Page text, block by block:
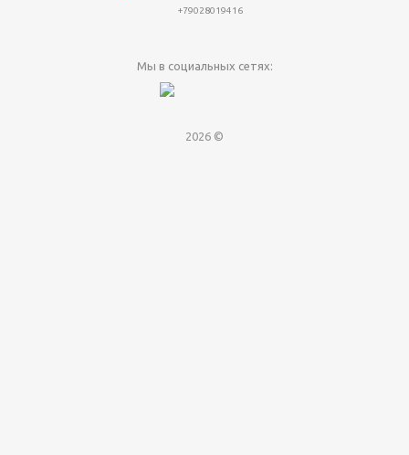
+79028019416
Мы в социальных сетях:
2026 ©